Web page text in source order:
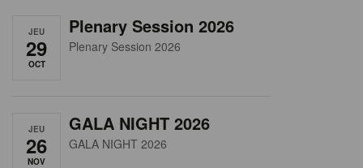
JEU
29
OCT
Plenary Session 2026
Plenary Session 2026
JEU
26
NOV
GALA NIGHT 2026
GALA NIGHT 2026